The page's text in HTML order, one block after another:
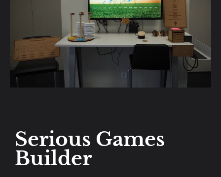
Serious Games
Builder